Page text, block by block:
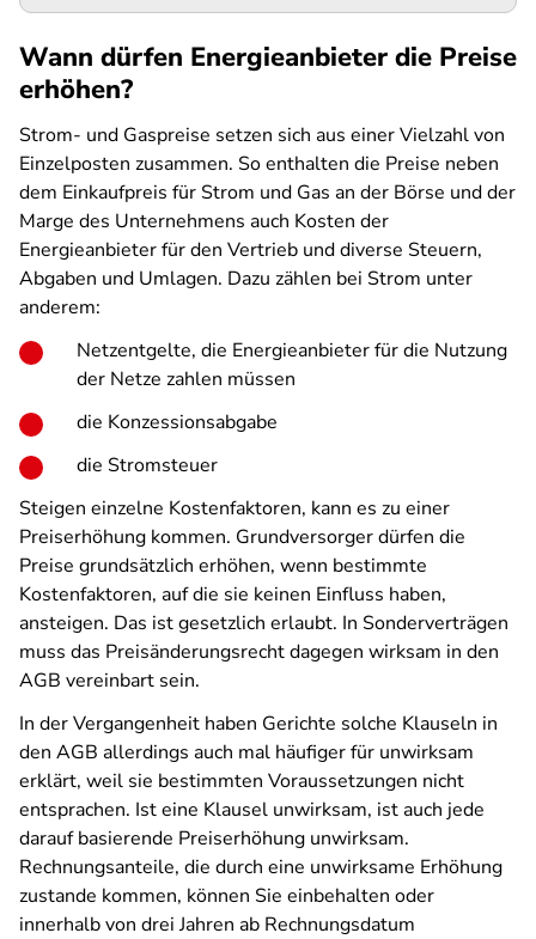
Wann dürfen Energieanbieter die Preise
erhöhen?
Strom- und Gaspreise setzen sich aus einer Vielzahl von
Einzelposten zusammen. So enthalten die Preise neben
dem Einkaufpreis für Strom und Gas an der Börse und der
Marge des Unternehmens auch Kosten der
Energieanbieter für den Vertrieb und diverse Steuern,
Abgaben und Umlagen. Dazu zählen bei Strom unter
anderem:
Netzentgelte, die Energieanbieter für die Nutzung
der Netze zahlen müssen
die Konzessionsabgabe
die Stromsteuer
Steigen einzelne Kostenfaktoren, kann es zu einer
Preiserhöhung kommen. Grundversorger dürfen die
Preise grundsätzlich erhöhen, wenn bestimmte
Kostenfaktoren, auf die sie keinen Einfluss haben,
ansteigen. Das ist gesetzlich erlaubt. In Sonderverträgen
muss das Preisänderungsrecht dagegen wirksam in den
AGB vereinbart sein.
In der Vergangenheit haben Gerichte solche Klauseln in
den AGB allerdings auch mal häufiger für unwirksam
erklärt, weil sie bestimmten Voraussetzungen nicht
entsprachen. Ist eine Klausel unwirksam, ist auch jede
darauf basierende Preiserhöhung unwirksam.
Rechnungsanteile, die durch eine unwirksame Erhöhung
zustande kommen, können Sie einbehalten oder
innerhalb von drei Jahren ab Rechnungsdatum